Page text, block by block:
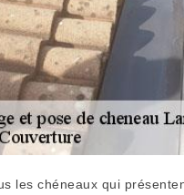
les chéneaux qui